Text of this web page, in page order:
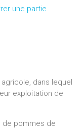
une partie
dans lequel
exploitation de
de pommes de